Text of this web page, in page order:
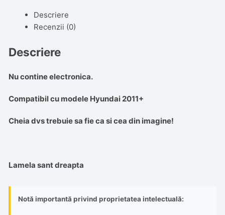
lamela
Sant
Descriere
Recenzii (0)
Descriere
Nu contine electronica.
Compatibil cu modele Hyundai 2011+
Cheia dvs trebuie sa fie ca si cea din imagine!
Lamela sant dreapta
Notă importantă privind proprietatea intelectuală: